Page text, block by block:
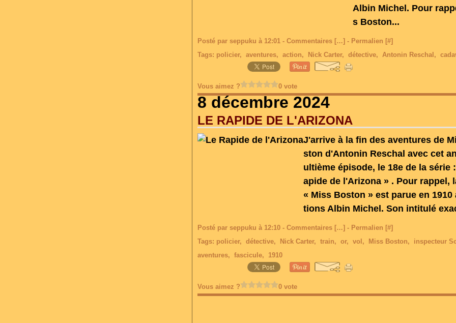
Albin Michel. Pour
s Boston...
Posté par seppuku à 12:01 - Commentaires […] - Permalien [#]
Tags: policier, aventures, action, Nick Carter, détective, Antonin Reschal ,
Vous aimez ? 0 vote
8 décembre 2024
LE RAPIDE DE L'ARIZONA
J'arrive à la fin des aventures de
ston d'Antonin Reschal avec cet
ultième épisode, le 18e de la série
apide de l'Arizona » . Pour rappel,
« Miss Boston » est parue en 1910
tions Albin Michel. Son intitulé
Posté par seppuku à 12:10 - Commentaires […] - Permalien [#]
Tags: policier, détective, Nick Carter, train, or, vol , Miss Boston, inspecteur
aventures, fascicule, 1910
Vous aimez ? 0 vote